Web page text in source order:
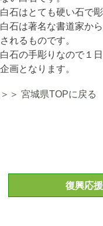
白石はとても硬い石で
白石は著名な書道家か
されるものです。
白石の手彫りなので１
企画となります。
＞＞ 宮城県TOPに戻る
復興応